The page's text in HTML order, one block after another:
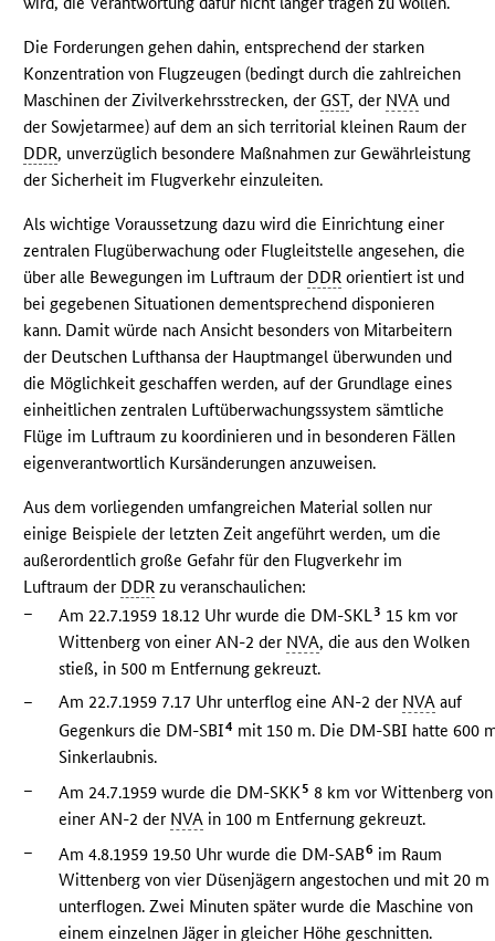
Die Forderungen gehen dahin, entsprechend der starken
Konzentration von Flugzeugen (bedingt durch die zahlreichen
Maschinen der Zivilverkehrsstrecken, der GST, der NVA und
der Sowjetarmee) auf dem an sich territorial kleinen Raum der
DDR, unverzüglich besondere Maßnahmen zur Gewährleistung
der Sicherheit im Flugverkehr einzuleiten.
Als wichtige Voraussetzung dazu wird die Einrichtung einer
zentralen Flugüberwachung oder Flugleitstelle angesehen, die
über alle Bewegungen im Luftraum der DDR orientiert ist und
bei gegebenen Situationen dementsprechend disponieren
kann. Damit würde nach Ansicht besonders von Mitarbeitern
der Deutschen Lufthansa der Hauptmangel überwunden und
die Möglichkeit geschaffen werden, auf der Grundlage eines
einheitlichen zentralen Luftüberwachungssystem sämtliche
Flüge im Luftraum zu koordinieren und in besonderen Fällen
eigenverantwortlich Kursänderungen anzuweisen.
Aus dem vorliegenden umfangreichen Material sollen nur
einige Beispiele der letzten Zeit angeführt werden, um die
außerordentlich große Gefahr für den Flugverkehr im
Luftraum der DDR zu veranschaulichen:
–
Am 22.7.1959 18.12 Uhr wurde die DM-SKL3 15 km vor
Wittenberg von einer AN-2 der NVA, die aus den Wolken
stieß, in 500 m Entfernung gekreuzt.
–
Am 22.7.1959 7.17 Uhr unterflog eine AN-2 der NVA auf
Gegenkurs die DM-SBI4 mit 150 m. Die DM-SBI hatte 600
Sinkerlaubnis.
–
Am 24.7.1959 wurde die DM-SKK 5 8 km vor Wittenberg von
einer AN-2 der NVA in 100 m Entfernung gekreuzt.
–
Am 4.8.1959 19.50 Uhr wurde die DM-SAB6 im Raum
Wittenberg von vier Düsenjägern angestochen und mit 20 m
unterflogen. Zwei Minuten später wurde die Maschine von
einem einzelnen Jäger in gleicher Höhe geschnitten.